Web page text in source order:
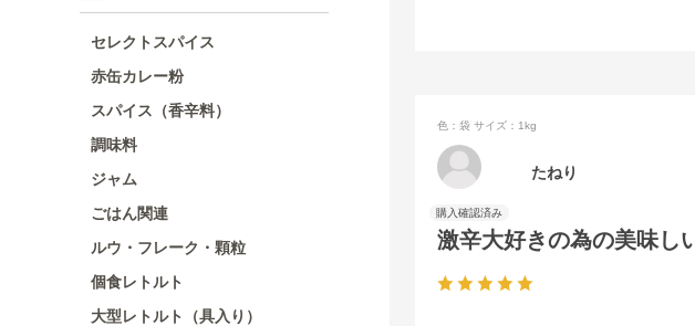
セレクトスパイス
赤缶カレー粉
スパイス（香辛料）
調味料
ジャム
ごはん関連
ルウ・フレーク・顆粒
個食レトルト
大型レトルト（具入り）
激辛大好きの為の美味し
色：袋 サイズ：1kg
たねり